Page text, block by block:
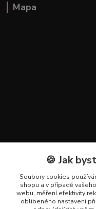
Mapa
Kontakty
+420 602 223 614
🍪 Jak
Soubory cookies
shopu a v případě
webu, měření efektivity
oblíbeného nastavení